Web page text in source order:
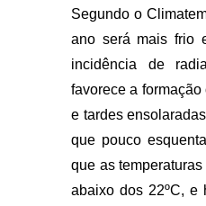
Segundo o
ano será mais frio
incidência de
favorece a
e tardes
que pouco
que as
abaixo dos 22ºC, e